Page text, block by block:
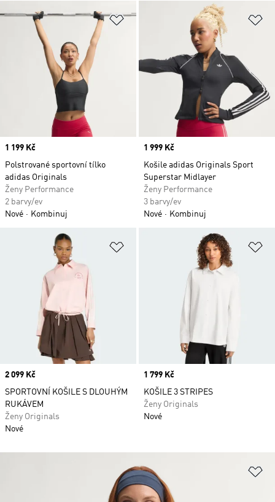
Přidat do seznamu přání
Price
1 199 Kč
Polstrované sportovní tílko
adidas Originals
Ženy Performance
2 barvy/ev
Nové
Kombinuj
Price
1 999 Kč
Košile adidas Originals Sport
Superstar Midlayer
Ženy Performance
3 barvy/ev
Nové
Kombinuj
Přidat do seznamu přání
Price
2 099 Kč
SPORTOVNÍ KOŠILE S DLOUHÝM
RUKÁVEM
Ženy Originals
Nové
Price
1 799 Kč
KOŠILE 3 STRIPES
Ženy Originals
Nové